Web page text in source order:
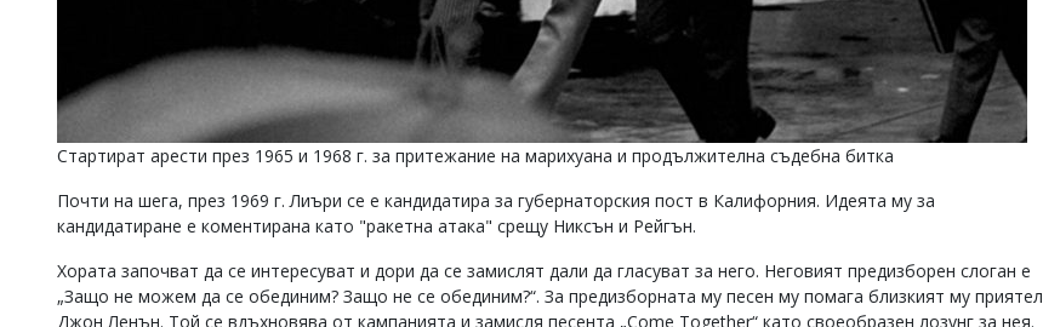
Стартират арести през 1965 и 1968 г. за притежание на марихуана и продължителна съдебна битка
Почти на шега, през 1969 г. Лиъри се е кандидатира за губернаторския пост в Калифорния. Идеята му за
кандидатиране е коментирана като "ракетна атака" срещу Никсън и Рейгън.
Хората започват да се интересуват и дори да се замислят дали да гласуват за него. Неговият предизборен слоган е
„Защо не можем да се обединим? Защо не се обединим?“. За предизборната му песен му помага близкият му приятел
Джон Ленън. Той се вдъхновява от кампанията и замисля песента „Come Together“ като своеобразен лозунг за нея.